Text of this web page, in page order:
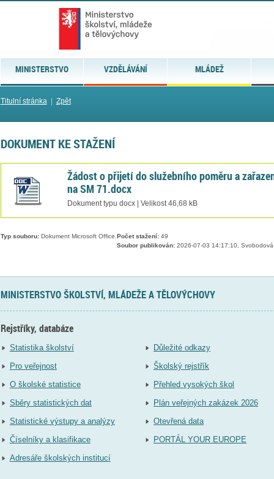
MINISTERSTVO VZDĚLÁVÁNÍ MLÁDEŽ
Titulní stránka| Zpět
DOKUMENT KE STAŽENÍ
Žádost o přijetí do služebního poměru a
na SM 71.docx
Dokument typu docx | Velikost 46,68 kB
Typ souboru:Dokument Microsoft Office. Počet stažení:49
Soubor publikován:2026-07-03 14:17:10, Svobodová
MINISTERSTVO ŠKOLSTVÍ, MLÁDEŽE A TĚLOVÝCHOVY
Rejstříky, databáze
Statistika školství
Pro veřejnost
O školské statistice
Sběry statistických dat
Statistické výstupy a analýzy
Číselníky a klasifikace
Adresáře školských institucí
Důležité odkazy
Školský rejstřík
Přehled vysokých škol
Plán veřejných zakázek 2026
Otevřená data
PORTÁL YOUR EUROPE